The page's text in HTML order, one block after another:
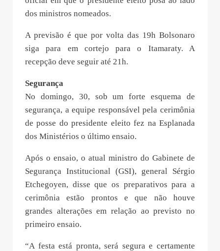
dos ministros nomeados.
A previsão é que por volta das 19h Bolsonaro
siga para em cortejo para o Itamaraty. A
recepção deve seguir até 21h.
Segurança
No domingo, 30, sob um forte esquema de
segurança, a equipe responsável pela cerimônia
de posse do presidente eleito fez na Esplanada
dos Ministérios o último ensaio.
Após o ensaio, o atual ministro do Gabinete de
Segurança Institucional (GSI), general Sérgio
Etchegoyen, disse que os preparativos para a
cerimônia estão prontos e que não houve
grandes alterações em relação ao previsto no
primeiro ensaio.
“A festa está pronta, será segura e certamente